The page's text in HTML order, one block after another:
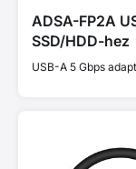
ADSA-FP2A
SSD/HDD-hez
USB-A 5 Gbps